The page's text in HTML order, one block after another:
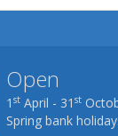
Open
1 st April - 31 st
Spring bank